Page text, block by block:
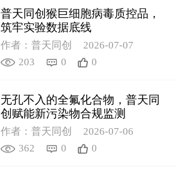
普天同创猴巨细胞病毒质控品，
筑牢实验数据底线
作者：普天同创
2026-07-07
203
0 0
无孔不入的全氟化合物，普天同
创赋能新污染物合规监测
作者：普天同创
2026-07-06
362
0 0